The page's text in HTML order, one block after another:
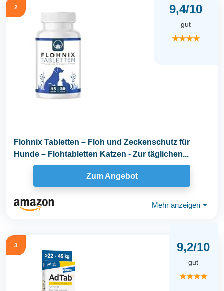
2 9,4/10
gut
★★★★
Flohnix Tabletten – Floh und Zeckenschutz für
Hunde – Flohtabletten Katzen - Zur täglichen...
Zum Angebot
Mehr anzeigen ⏷
3 9,2/10
gut
★★★★